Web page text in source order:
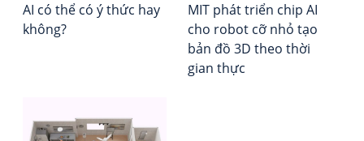
AI có thể có ý thức hay
không?
MIT phát triển chip AI
cho robot cỡ nhỏ tạo
bản đồ 3D theo thời
gian thực